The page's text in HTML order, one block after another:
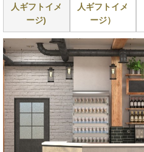
人ギフトイメ
ージ)
人ギフトイメ
ージ）